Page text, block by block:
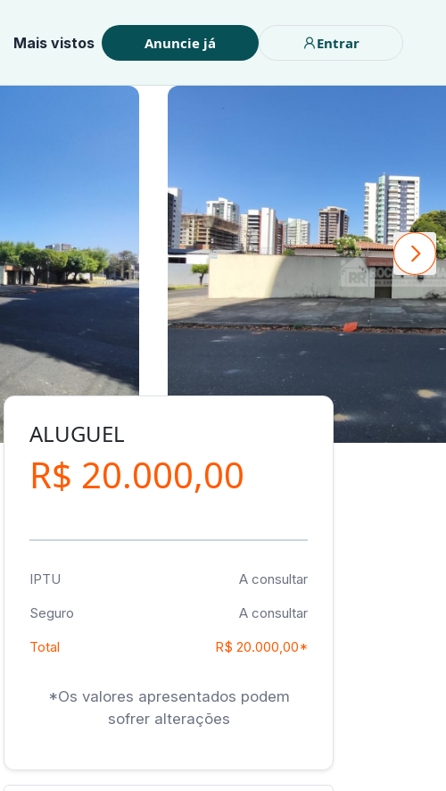
Mais vistos Entrar
Anuncie já
ALUGUEL
R$ 20.000,00
IPTU
A consultar
Seguro
A consultar
Total
R$ 20.000,00*
*Os valores apresentados podem
sofrer alterações